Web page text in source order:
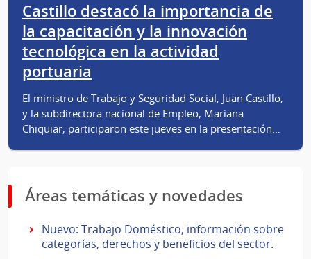
Castillo destacó la importancia de
la capacitación y la innovación
tecnológica en la actividad
portuaria
El ministro de Trabajo y Seguridad Social, Juan Castillo,
y la subdirectora nacional de Empleo, Mariana
Chiquiar, participaron este jueves en la presentación…
Áreas temáticas y novedades
Nuevo: Trabajo Doméstico, información sobre
categorías, derechos y beneficios del sector.